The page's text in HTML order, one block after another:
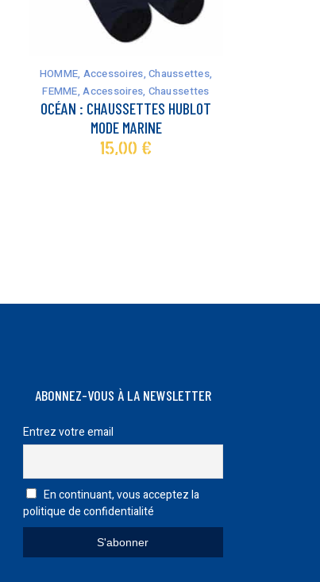
plusieurs
variations.
HOMME, Accessoires,Chaussettes,
FEMME,Accessoires, Chaussettes
OCÉAN : CHAUSSETTES HUBLOT
MODE MARINE
15,00€
ABONNEZ-VOUS À LA NEWSLETTER
Entrez votre email
En continuant, vous acceptez la
politique de confidentialité